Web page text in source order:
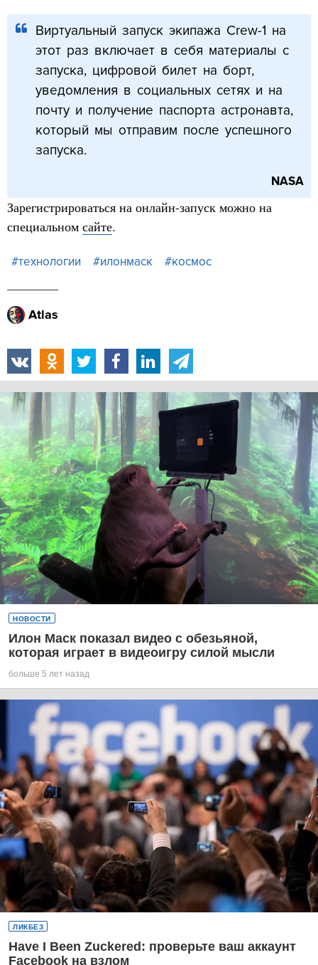
Виртуальный запуск экипажа Crew-1 на
этот раз включает в себя материалы с
запуска, цифровой билет на борт,
уведомления в социальных сетях и на
почту и получение паспорта астронавта,
который мы отправим после успешного
запуска.
NASA
Зарегистрироваться на онлайн-запуск можно на
специальном сайте.
#технологии #илонмаск #космос
Atlas
НОВОСТИ
Илон Маск показал видео с обезьяной,
которая играет в видеоигру силой мысли
больше 5 лет назад
ЛИКБЕЗ
Have I Been Zuckered: проверьте ваш аккаунт
Facebook на взлом